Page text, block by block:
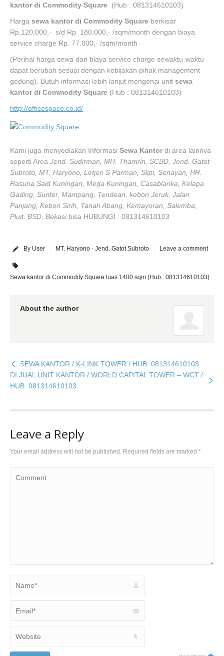
kantor di Commodity Square (Hub : 081314610103)
Harga sewa kantor di Commodity Square berkisar
Rp.120,000,- s/d Rp. 180,000,- /sqm/month dengan biaya
service charge Rp. 77.000,- /sqm/month
(Perihal harga sewa dan biaya service charge sewaktu-waktu
dapat berubah sesuai dengan kebijakan pihak management
gedung). Butuh informasi lebih lanjut mengenai unit sewa
kantor di Commodity Square (Hub : 081314610103)
http://officespace.co.id/
Kami juga menyediakan Informasi Sewa Kantordi area lainnya
seperti Area Jend. Sudirman, MH. Thamrin, SCBD, Jend. Gatot
Subroto, MT. Haryono, Letjen S Parman, Slipi, Senayan, HR.
Rasuna Said Kuningan, Mega Kuningan, Casablanka, Kelapa
Gading, Sunter, Mampang, Tendean, kebon Jeruk, Jalan
Panjang, Kebon Sirih, Tanah Abang, Kemayoran, Salemba,
Pluit, BSD, Bekasibisa HUBUNGI : 081314610103
By User MT. Haryono - Jend. Gatot Subroto Leave a comment
Sewa kantor di Commodity Square luas 1400 sqm (Hub : 081314610103)
About the author
SEWA KANTOR / K-LINK TOWER / HUB. 081314610103
DI JUAL UNIT KANTOR / WORLD CAPITAL TOWER – WCT /
HUB. 081314610103
Leave a Reply
Your email address will not be published. Required fields are marked *